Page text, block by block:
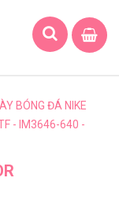
BÓNG ĐÁ NIKE
- IM3646-640 -